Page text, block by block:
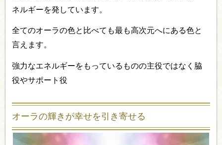
ネルギーを発しています。
全てのオーラの色と比べても最も高次元へにある色と
言えます。
強力なエネルギーをもっているものの主役ではなく脇
役やサポート役
オーラの輝きが幸せを引き寄せる